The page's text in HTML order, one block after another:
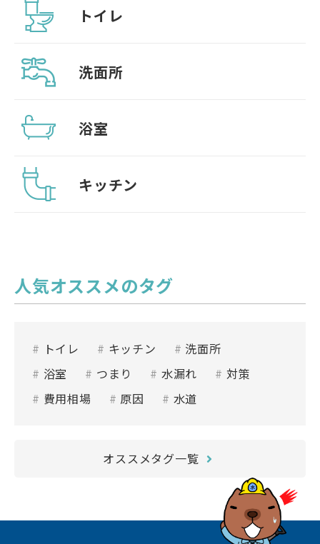
トイレ
洗面所
浴室
キッチン
人気オススメのタグ
トイレ キッチン
洗面所
浴室
つまり 水漏れ
対策
費用相場
原因 水道
オススメタグ一覧